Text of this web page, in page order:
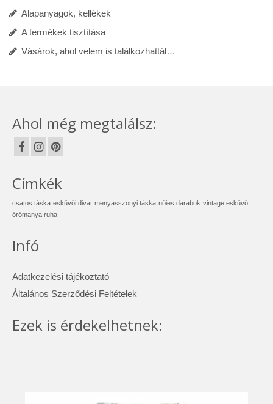
Alapanyagok, kellékek
A termékek tisztítása
Vásárok, ahol velem is találkozhattál…
Ahol még megtalálsz:
Címkék
csatos táska esküvői divat menyasszonyi táska nőies darabok vintage esküvő
örömanya ruha
Infó
Adatkezelési tájékoztató
Általános Szerződési Feltételek
Ezek is érdekelhetnek: